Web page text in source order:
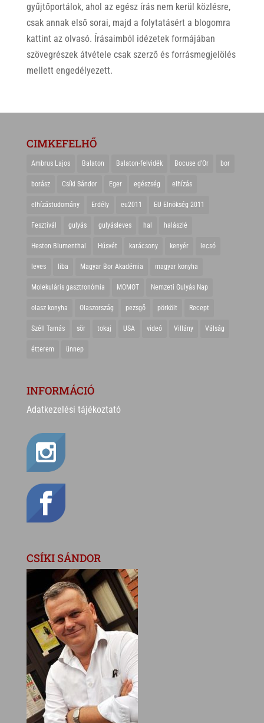
gyűjtőportálok, ahol az egész írás nem kerül közlésre,
csak annak első sorai, majd a folytatásért a blogomra
kattint az olvasó. Írásaimból idézetek formájában
szövegrészek átvétele csak szerző és forrásmegjelölés
mellett engedélyezett.
CIMKEFELHŐ
Ambrus Lajos Balaton Balaton-felvidék Bocuse d'Or bor
borász Csíki Sándor Eger egészség elhízás
elhízástudomány Erdély eu2011 EU Elnökség 2011
Fesztivál gulyás gulyásleves hal halászlé
Heston Blumenthal Húsvét karácsony kenyér lecsó
leves liba Magyar Bor Akadémia magyar konyha
Molekuláris gasztronómia MOMOT Nemzeti Gulyás Nap
olasz konyha Olaszország pezsgő pörkölt Recept
Széll Tamás sör tokaj USA videó Villány Válság
étterem ünnep
INFORMÁCIÓ
Adatkezelési tájékoztató
CSÍKI SÁNDOR